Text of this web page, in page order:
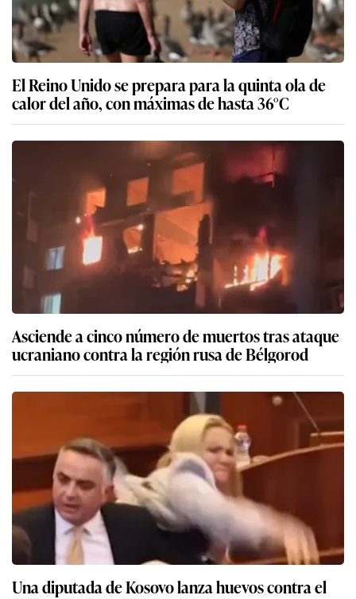
El Reino Unido se prepara para la quinta ola de
calor del año, con máximas de hasta 36°C
Asciende a cinco número de muertos tras ataque
ucraniano contra la región rusa de Bélgorod
Una diputada de Kosovo lanza huevos contra el